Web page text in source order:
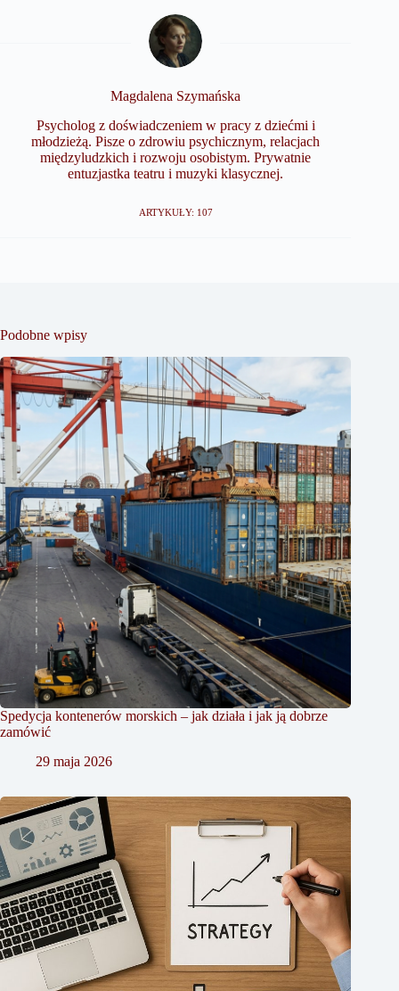
Magdalena Szymańska
Psycholog z doświadczeniem w pracy z dziećmi i
młodzieżą. Pisze o zdrowiu psychicznym, relacjach
międzyludzkich i rozwoju osobistym. Prywatnie
entuzjastka teatru i muzyki klasycznej.
ARTYKUŁY: 107
Podobne wpisy
Spedycja kontenerów morskich – jak działa i jak ją dobrze
zamówić
29 maja 2026